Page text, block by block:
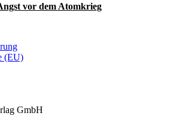
vor dem Atomkrieg
(EU)
GmbH